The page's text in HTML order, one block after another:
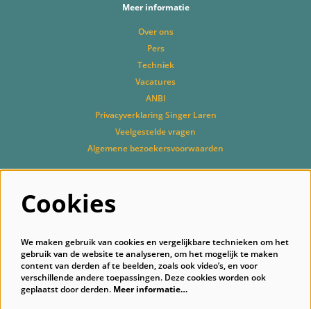
Meer informatie
Over ons
Pers
Techniek
Vacatures
ANBI
Privacyverklaring Singer Laren
Veelgestelde vragen
Algemene bezoekersvoorwaarden
Cookies
We maken gebruik van cookies en vergelijkbare technieken om het
gebruik van de website te analyseren, om het mogelijk te maken
content van derden af te beelden, zoals ook video’s, en voor
verschillende andere toepassingen. Deze cookies worden ook
geplaatst door derden. Meer informatie…